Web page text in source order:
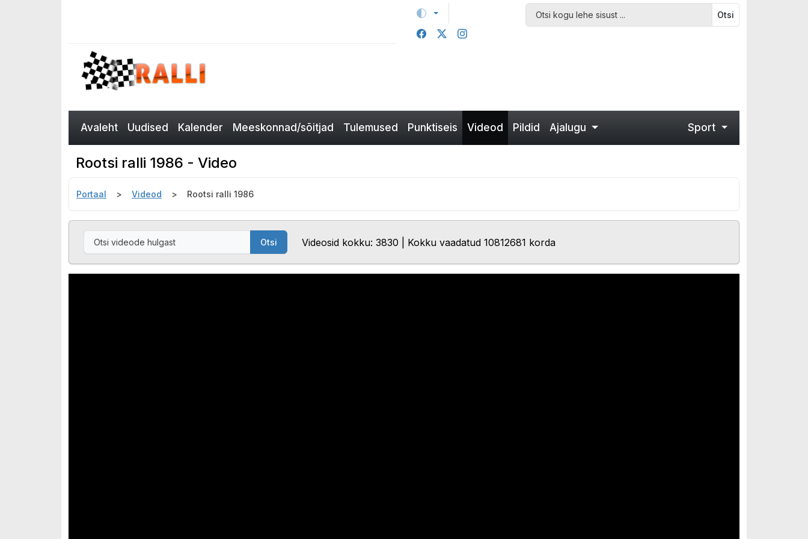
Otsi
Avaleht Uudised Kalender Meeskonnad/sõitjad Tulemused Punktiseis Videod Pildid Ajalugu Sport
Rootsi ralli 1986 - Video
Portaal Videod Rootsi ralli 1986
Otsi Videosid kokku: 3830 | Kokku vaadatud 10812681 korda